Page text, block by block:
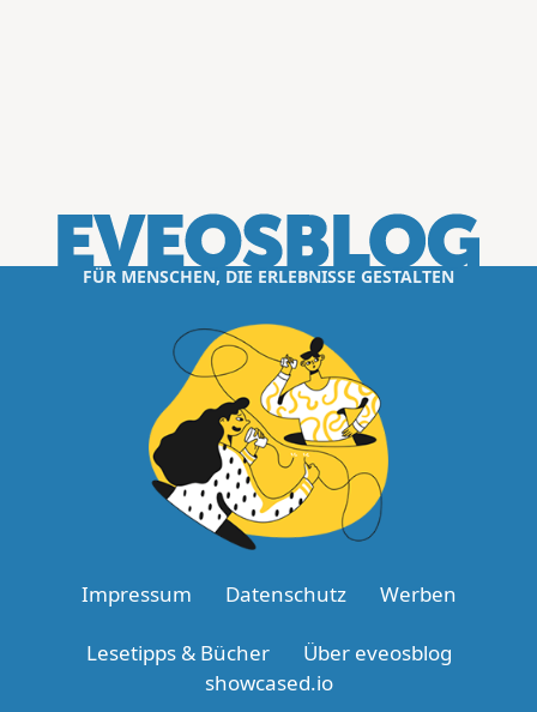
FÜR MENSCHEN, DIE ERLEBNISSE GESTALTEN
Impressum Datenschutz Werben
Lesetipps & Bücher
Über eveosblog
showcased.io